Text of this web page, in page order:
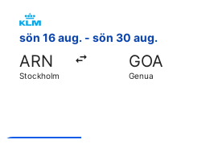
sön 16 aug. - sön 30 aug.
ARN
Stockholm
GOA
Genua
Välj flyg med KLM, med avresa